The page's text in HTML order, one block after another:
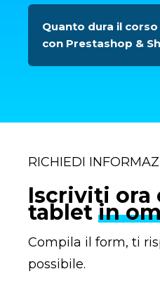
Quanto dura il
con Prestashop &
RICHIEDI
Iscriviti ora
tablet in
Compila il form, ti
possibile.